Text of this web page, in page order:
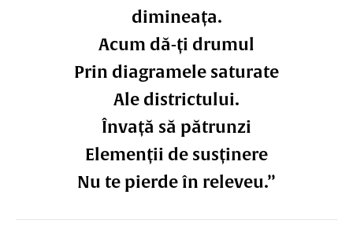
dimineața.
Acum dă-ți drumul
Prin diagramele saturate
Ale districtului.
Învață să pătrunzi
Elemenții de susținere
Nu te pierde în releveu.”